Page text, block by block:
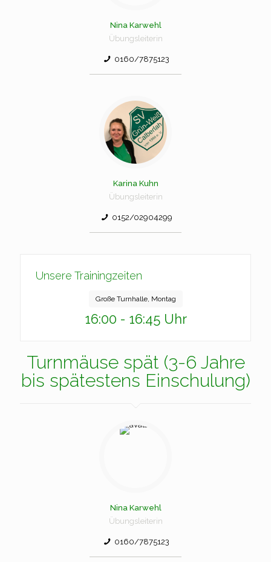
Nina Karwehl
Übungsleiterin
0160/7875123
Karina Kuhn
Übungsleiterin
0152/02904299
Unsere Trainingzeiten
Große Turnhalle, Montag
16:00 - 16:45 Uhr
Turnmäuse spät (3-6 Jahre
bis spätestens Einschulung)
Nina Karwehl
Übungsleiterin
0160/7875123